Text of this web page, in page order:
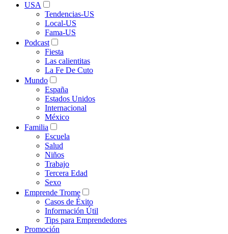
USA
Tendencias-US
Local-US
Fama-US
Podcast
Fiesta
Las calientitas
La Fe De Cuto
Mundo
España
Estados Unidos
Internacional
México
Familia
Escuela
Salud
Niños
Trabajo
Tercera Edad
Sexo
Emprende Trome
Casos de Éxito
Información Útil
Tips para Emprendedores
Promoción